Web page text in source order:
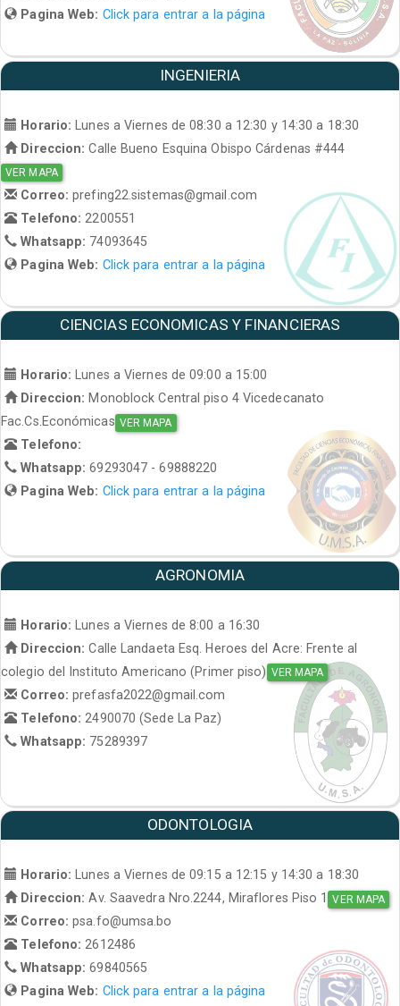
Pagina Web: Click para entrar a la página
INGENIERIA
Horario:
Lunes a Viernes de 08:30 a 12:30 y 14:30 a 18:30
Direccion: Calle Bueno Esquina Obispo Cárdenas #444
VER MAPA
Correo:prefing22.sistemas@gmail.com
Telefono: 2200551
Whatsapp: 74093645
Pagina Web: Click para entrar a la página
CIENCIAS ECONOMICAS Y FINANCIERAS
Horario: Lunes a Viernes de 09:00 a 15:00
Direccion: Monoblock Central piso 4 Vicedecanato
Fac.Cs.Económicas VER MAPA
Telefono:
Whatsapp:69293047 - 69888220
Pagina Web: Click para entrar a la página
AGRONOMIA
Horario:
Lunes a Viernes de 8:00 a 16:30
Direccion: Calle Landaeta Esq. Heroes del Acre: Frente al
colegio del Instituto Americano (Primer piso) VER MAPA
Correo:prefasfa2022@gmail.com
Telefono: 2490070 (Sede La Paz)
Whatsapp: 75289397
ODONTOLOGIA
Horario: Lunes a Viernes de 09:15 a 12:15 y 14:30 a 18:30
Direccion: Av. Saavedra Nro.2244, Miraflores Piso 1 VER MAPA
Correo:psa.fo@umsa.bo
Telefono:2612486
Whatsapp:69840565
Pagina Web: Click para entrar a la página